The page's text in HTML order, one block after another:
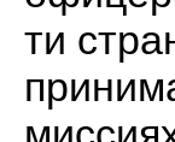
ти